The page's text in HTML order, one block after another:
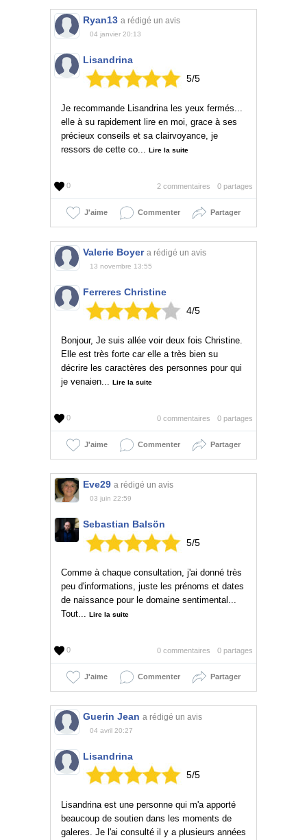
Ryan13 a rédigé un avis
04 janvier 20:13
Lisandrina
5/5
Je recommande Lisandrina les yeux fermés...
elle à su rapidement lire en moi, grace à ses
précieux conseils et sa clairvoyance, je
ressors de cette co...
Lire la suite
0 0 partages
2 commentaires
J'aime Commenter Partager
Valerie Boyer a rédigé un avis
13 novembre 13:55
Ferreres Christine
4/5
Bonjour, Je suis allée voir deux fois Christine.
Elle est très forte car elle a très bien su
décrire les caractères des personnes pour qui
je venaien...
Lire la suite
0 0 partages
0 commentaires
J'aime Commenter Partager
Eve29 a rédigé un avis
03 juin 22:59
Sebastian Balsön
5/5
Comme à chaque consultation, j'ai donné très
peu d'informations, juste les prénoms et dates
de naissance pour le domaine sentimental...
Tout...
Lire la suite
0 0 partages
0 commentaires
J'aime Commenter Partager
Guerin Jean a rédigé un avis
04 avril 20:27
Lisandrina
5/5
Lisandrina est une personne qui m'a apporté
beaucoup de soutien dans les moments de
galeres. Je l'ai consulté il y a plusieurs années